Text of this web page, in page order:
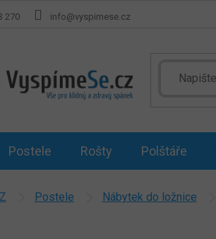
270 info@vyspimese.cz
Postele Rošty Polštáře
Postele Nábytek do ložnice